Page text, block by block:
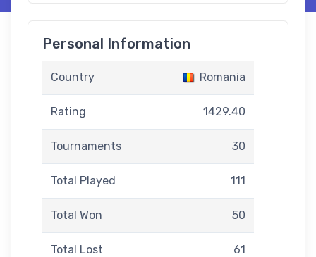
Personal Information
Country Romania
Rating 1429.40
Tournaments 30
Total Played 111
Total Won 50
Total Lost 61